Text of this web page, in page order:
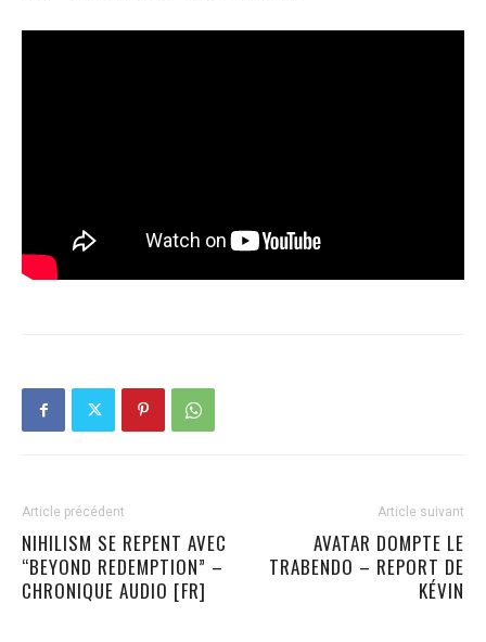
Article précédent
NIHILISM SE REPENT AVEC
“BEYOND REDEMPTION” –
CHRONIQUE AUDIO [FR]
Article suivant
AVATAR DOMPTE LE
TRABENDO – REPORT DE
KÉVIN